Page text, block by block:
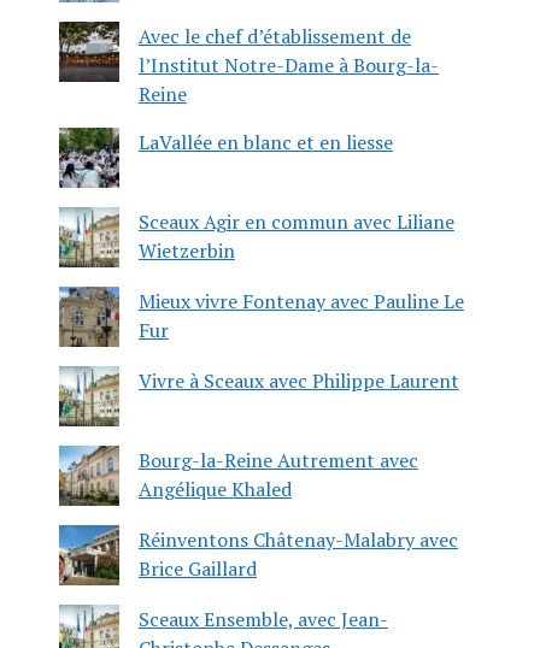
Avec le chef d’établissement de
l’Institut Notre-Dame à Bourg-la-
Reine
LaVallée en blanc et en liesse
Sceaux Agir en commun avec Liliane
Wietzerbin
Mieux vivre Fontenay avec Pauline Le
Fur
Vivre à Sceaux avec Philippe Laurent
Bourg-la-Reine Autrement avec
Angélique Khaled
Réinventons Châtenay-Malabry avec
Brice Gaillard
Sceaux Ensemble, avec Jean-